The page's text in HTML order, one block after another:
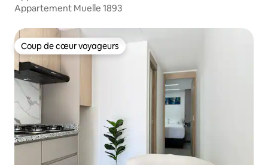
Appartement Muelle 1893
Coup de cœur voyageurs
Coup de cœur voyageurs